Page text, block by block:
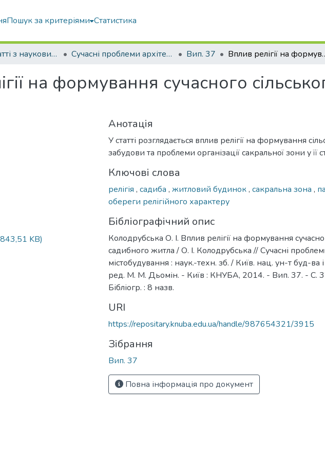
Пошук за критеріями Статистика
Вибрані статті з наукових збірників КНУБА Сучасні проблеми архітектури та містобудування Вип. 37 Вплив релігії на
на формування сучасного
KB)
Анотація
У статті розглядається вплив релігії на формування
забудови та проблеми організації сакральної зони у її
Ключові слова
релігія , садиба , житловий будинок, сакральна зона ,
обереги релігійного характеру
Бібліографічний опис
Колодрубська О. І. Вплив релігії на формування
садибного житла / О. І. Колодрубська // Сучасні
містобудування : наук.-техн. зб. / Київ. нац. ун-т буд-ва і
ред. М. М. Дьомін. - Київ : КНУБА, 2014. - Вип. 37. - С.
Бібліогр. : 8 назв.
URI
https://repositary.knuba.edu.ua/handle/987654321/3915
Зібрання
Вип. 37
Повна інформація про документ